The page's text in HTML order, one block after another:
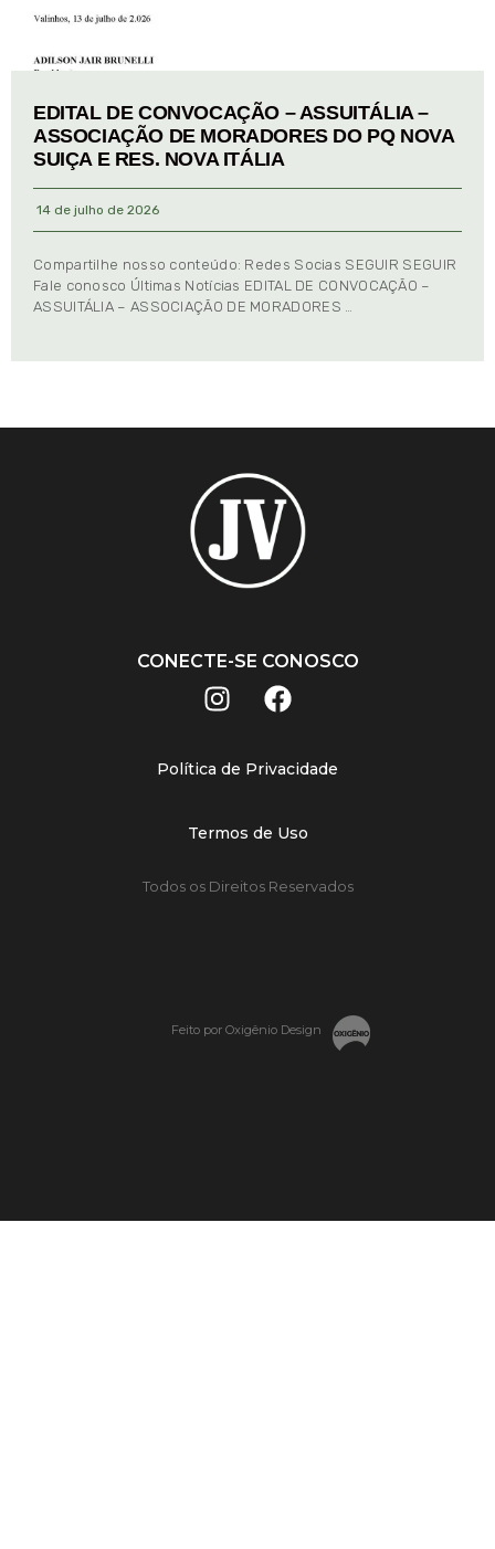
EDITAL DE CONVOCAÇÃO – ASSUITÁLIA –
ASSOCIAÇÃO DE MORADORES DO PQ NOVA
SUIÇA E RES. NOVA ITÁLIA
14 de julho de 2026
Compartilhe nosso conteúdo: Redes Socias SEGUIR SEGUIR
Fale conosco Últimas Notícias EDITAL DE CONVOCAÇÃO –
ASSUITÁLIA – ASSOCIAÇÃO DE MORADORES …
CONECTE-SE CONOSCO
Política de Privacidade
Termos de Uso
Todos os Direitos Reservados
Feito por Oxigênio Design